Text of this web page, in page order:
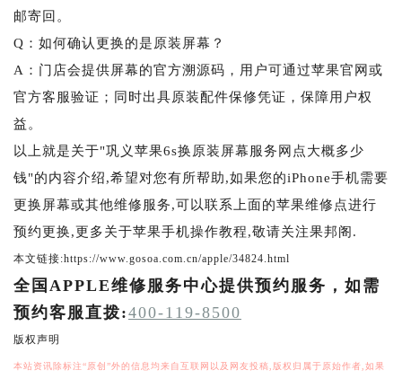
邮寄回。
Q：如何确认更换的是原装屏幕？
A：门店会提供屏幕的官方溯源码，用户可通过苹果官网或
官方客服验证；同时出具原装配件保修凭证，保障用户权
益。
以上就是关于"巩义苹果6s换原装屏幕服务网点大概多少
钱"的内容介绍,希望对您有所帮助,如果您的iPhone手机需要
更换屏幕或其他维修服务,可以联系上面的苹果维修点进行
预约更换,更多关于苹果手机操作教程,敬请关注果邦阁.
本文链接:https://www.gosoa.com.cn/apple/34824.html
全国APPLE维修服务中心提供预约服务，如需
预约客服直拨:400-119-8500
版权声明
本站资讯除标注“原创”外的信息均来自互联网以及网友投稿,版权归属于原始作者,如果